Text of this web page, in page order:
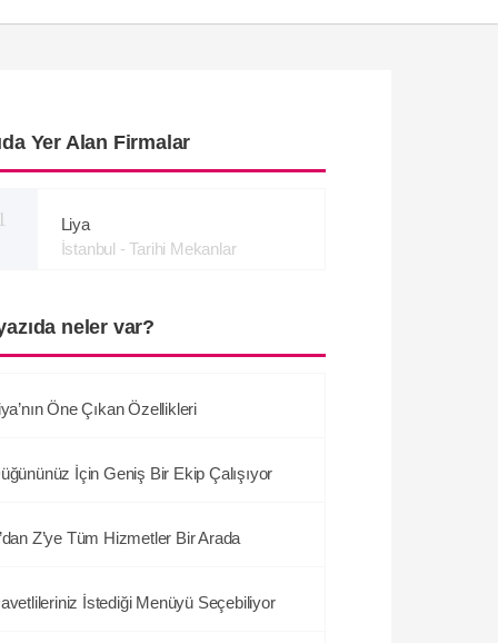
Yer Alan Firmalar
1
Liya
İstanbul - Tarihi Mekanlar
neler var?
Öne Çıkan Özellikleri
İçin Geniş Bir Ekip Çalışıyor
Z’ye Tüm Hizmetler Bir Arada
İstediği Menüyü Seçebiliyor